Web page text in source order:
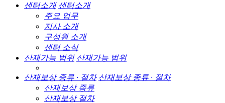
센터소개 센터소개
주요 업무
지사 소개
구성원 소개
센터 소식
산재가능 범위 산재가능 범위
산재보상 종류 · 절차 산재보상 종류 · 절차
산재보상 종류
산재보상 절차